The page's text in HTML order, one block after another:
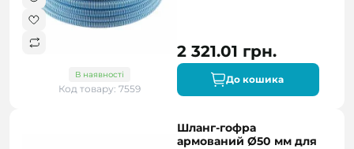
В наявності
Код товару: 7559
2 321.01 грн.
До кошика
Шланг-гофра
армований Ø50 мм для